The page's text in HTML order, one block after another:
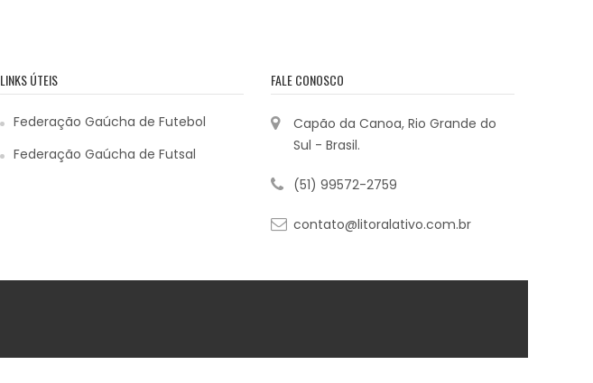
LINKS ÚTEIS
Federação Gaúcha de Futebol
Federação Gaúcha de Futsal
FALE CONOSCO
Capão da Canoa, Rio Grande do
Sul - Brasil.
(51) 99572-2759
contato@litoralativo.com.br